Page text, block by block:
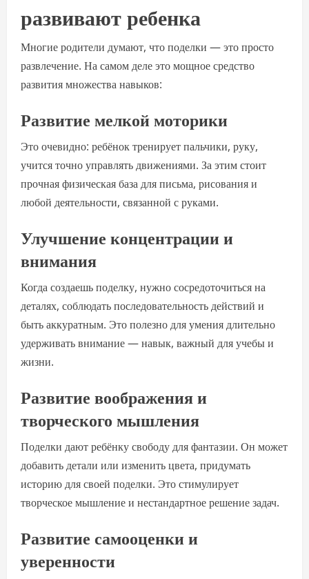
развивают ребенка
Многие родители думают, что поделки — это просто
развлечение. На самом деле это мощное средство
развития множества навыков:
Развитие мелкой моторики
Это очевидно: ребёнок тренирует пальчики, руку,
учится точно управлять движениями. За этим стоит
прочная физическая база для письма, рисования и
любой деятельности, связанной с руками.
Улучшение концентрации и
внимания
Когда создаешь поделку, нужно сосредоточиться на
деталях, соблюдать последовательность действий и
быть аккуратным. Это полезно для умения длительно
удерживать внимание — навык, важный для учебы и
жизни.
Развитие воображения и
творческого мышления
Поделки дают ребёнку свободу для фантазии. Он может
добавить детали или изменить цвета, придумать
историю для своей поделки. Это стимулирует
творческое мышление и нестандартное решение задач.
Развитие самооценки и
уверенности